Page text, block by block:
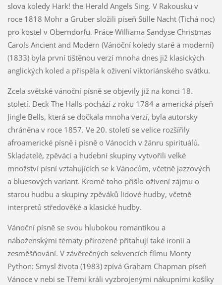
slova koledy Hark! the Herald Angels Sing. V Rakousku v
roce 1818 Mohr a Gruber složili píseň Stille Nacht (Tichá noc)
pro kostel v Oberndorfu. Práce Williama Sandyse Christmas
Carols Ancient and Modern (Vánoční koledy staré a moderní)
(1833) byla první tištěnou verzí mnoha dnes již klasických
anglických koled a přispěla k oživení viktoriánského svátku.
Zcela světské vánoční písně se objevily již na konci 18.
století. Deck The Halls pochází z roku 1784 a americká píseň
Jingle Bells, která se dočkala mnoha verzí, byla autorsky
chráněna v roce 1857. Ve 20. století se velice rozšířily
afroamerické písně i písně o Vánocích v žánru spirituálů.
Skladatelé, zpěváci a hudební skupiny vytvořili velké
množství písní vztahujících se k Vánocům, včetně jazzových
a bluesových variant. Kromě toho přišlo oživení zájmu o
starou hudbu a skupiny zpěváků lidové hudby, včetně
interpretů středověké a klasické hudby.
Vánoční písně se svou hlubokou romantikou a
náboženskými tématy přirozeně přitahují také ironii a
zesměšňování. V závěrečných sekvencích filmu Monty
Python: Smysl života (1983) zpívá Graham Chapman píseň
Vánoce v nebi se Třemi králi vyzbrojenými nákupními košíky